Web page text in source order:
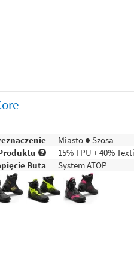
Miasto ● Szosa
15% TPU + 40%
Buta
System ATOP